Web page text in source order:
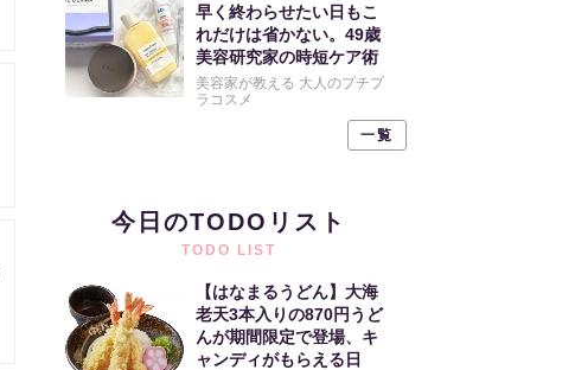
早く終わらせたい日もこ
れだけは省かない。49歳
美容研究家の時短ケア術
美容家が教える 大人のプチプ
ラコスメ
一覧
今日のTODOリスト
TODO LIST
【はなまるうどん】大海
老天3本入りの870円うど
んが期間限定で登場、キ
ャンディがもらえる日